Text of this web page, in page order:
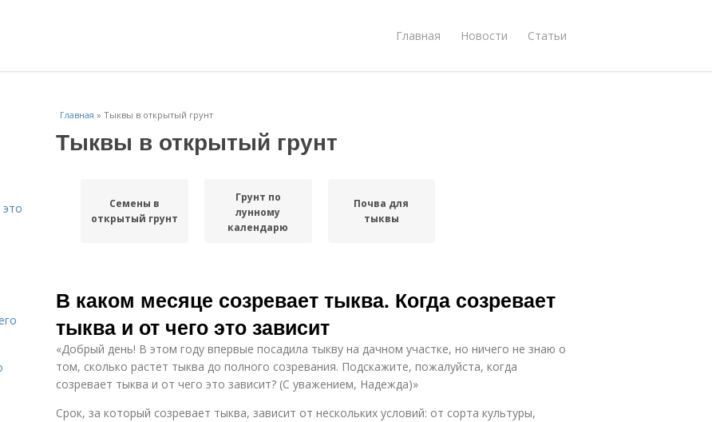
Главная Новости Статьи
Главная » Тыквы в открытый грунт
Тыквы в открытый грунт
Семены в
открытый грунт
Грунт по
лунному
календарю
Почва для
тыквы
В каком месяце созревает тыква. Когда созревает
тыква и от чего это зависит
«Добрый день! В этом году впервые посадила тыкву на дачном участке, но ничего не знаю о
том, сколько растет тыква до полного созревания. Подскажите, пожалуйста, когда
созревает тыква и от чего это зависит? (С уважением, Надежда)»
Срок, за который созревает тыква, зависит от нескольких условий: от сорта культуры,